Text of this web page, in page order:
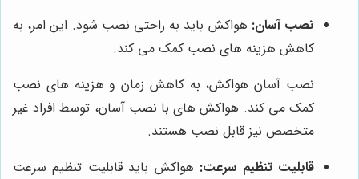
نصب آسان: هواکش باید به راحتی نصب شود. این امر، به
کاهش هزینه های نصب کمک می کند.
نصب آسان هواکش، به کاهش زمان و هزینه های نصب
کمک می کند. هواکش های با نصب آسان، توسط افراد غیر
متخصص نیز قابل نصب هستند.
قابلیت تنظیم سرعت: هواکش باید قابلیت تنظیم سرعت